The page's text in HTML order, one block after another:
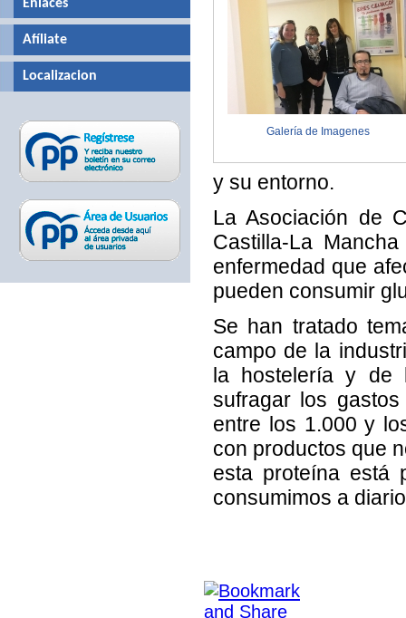
Galería de Imagenes
y su entorno.
La Asociación de
Castilla-La
enfermedad que
pueden consumir
Se han tratado
campo de la
la hostelería y de
sufragar los
entre los 1.000 y
con productos que
esta proteína está
consumimos a
Enlaces
Afíliate
Localizacion